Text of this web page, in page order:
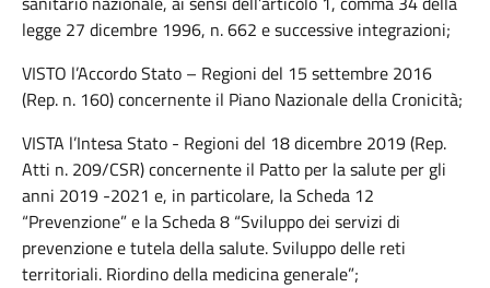
legge 27 dicembre 1996, n. 662 e successive integrazioni;
VISTO l’Accordo Stato – Regioni del 15 settembre 2016
(Rep. n. 160) concernente il Piano Nazionale della Cronicità;
VISTA l’Intesa Stato - Regioni del 18 dicembre 2019 (Rep.
Atti n. 209/CSR) concernente il Patto per la salute per gli
anni 2019 -2021 e, in particolare, la Scheda 12
“Prevenzione” e la Scheda 8 “Sviluppo dei servizi di
prevenzione e tutela della salute. Sviluppo delle reti
territoriali. Riordino della medicina generale”;